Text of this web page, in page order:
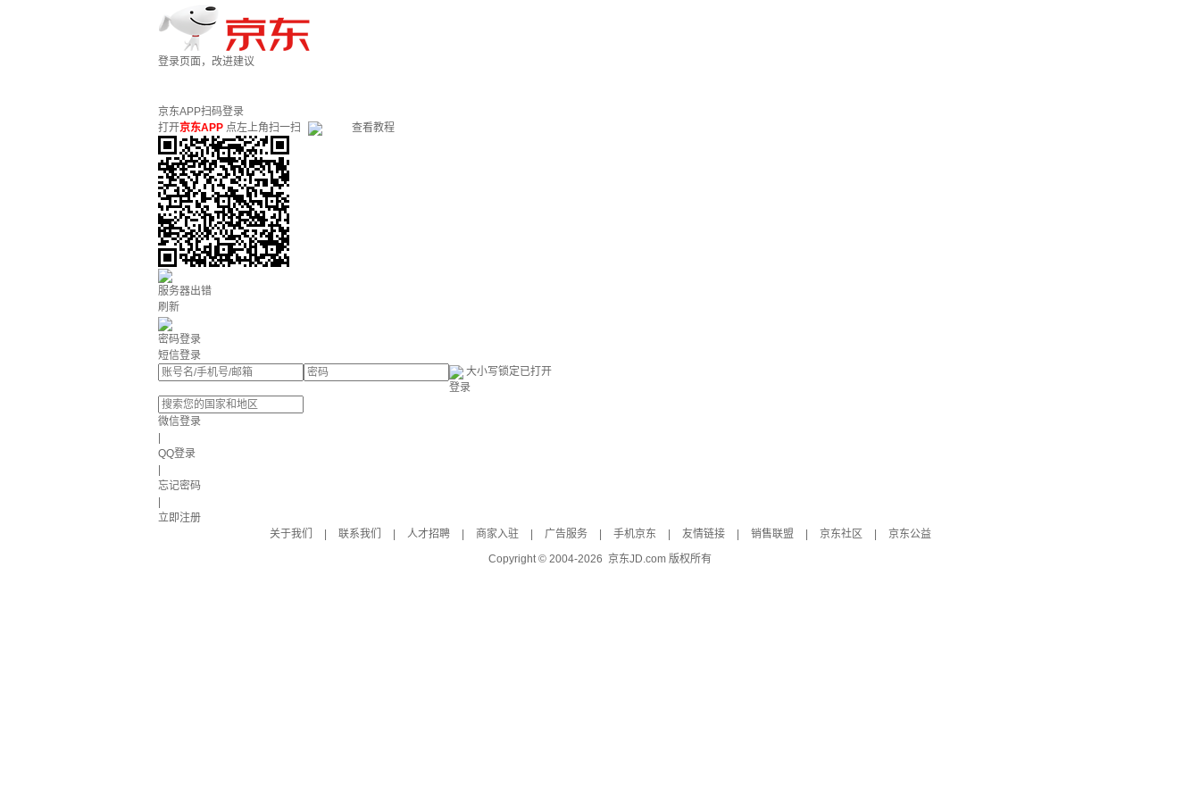
登录页面，改进建议
京东APP扫码登录
打开京东APP 点左上角扫一扫 查看教程
服务器出错
刷新
密码登录
短信登录
大小写锁定已打开
登录
微信登录
QQ登录
忘记密码
立即注册
关于我们
联系我们 人才招聘 商家入驻 广告服务 手机京东 友情链接 销售联盟 京东社区
京东公益
Copyright © 2004-2026 京东JD.com 版权所有